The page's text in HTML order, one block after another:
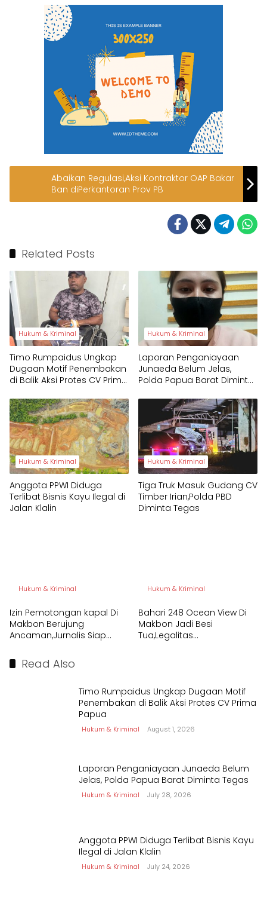
Abaikan Regulasi,Aksi Kontraktor OAP Bakar
Ban diPerkantoran Prov PB
Related Posts
Hukum & Kriminal
Timo Rumpaidus Ungkap
Dugaan Motif Penembakan
di Balik Aksi Protes CV Prima
Hukum & Kriminal
Laporan Penganiayaan
Junaeda Belum Jelas,
Polda Papua Barat Diminta
Hukum & Kriminal
Anggota PPWI Diduga
Terlibat Bisnis Kayu Ilegal di
Jalan Klalin
Hukum & Kriminal
Tiga Truk Masuk Gudang CV
Timber Irian,Polda PBD
Diminta Tegas
Hukum & Kriminal
Izin Pemotongan kapal Di
Makbon Berujung
Ancaman,Jurnalis Siap
Hukum & Kriminal
Bahari 248 Ocean View Di
Makbon Jadi Besi
Tua,Legalitas
Read Also
Timo Rumpaidus Ungkap Dugaan Motif
Penembakan di Balik Aksi Protes CV Prima
Papua
Hukum & Kriminal August 1, 2026
Laporan Penganiayaan Junaeda Belum
Jelas, Polda Papua Barat Diminta Tegas
Hukum & Kriminal July 28, 2026
Anggota PPWI Diduga Terlibat Bisnis Kayu
Ilegal di Jalan Klalin
Hukum & Kriminal July 24, 2026